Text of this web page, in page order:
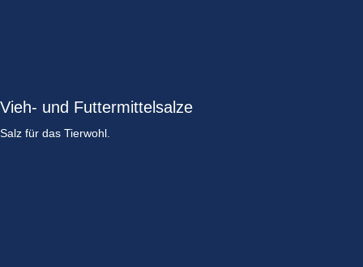
Vieh- und Futtermittelsalze
Salz für das Tierwohl.